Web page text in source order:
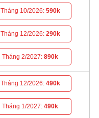
Tháng 10/2026: 590k
Tháng 12/2026: 290k
Tháng 2/2027:890k
Tháng 12/2026: 490k
Tháng 1/2027:490k